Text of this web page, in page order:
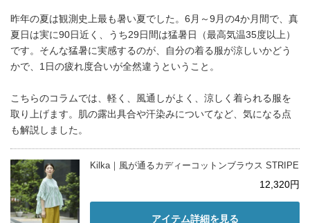
昨年の夏は観測史上最も暑い夏でした。6月～9月の4か月間で、真
夏日は実に90日近く、うち29日間は猛暑日（最高気温35度以上）
です。そんな猛暑に実感するのが、自分の着る服が涼しいかどう
かで、1日の疲れ度合いが全然違うということ。
こちらのコラムでは、軽く、風通しがよく、涼しく着られる服を
取り上げます。肌の露出具合や汗染みについてなど、気になる点
も解説しました。
Kilka｜風が通るカディーコットンブラウス STRIPE
12,320円
アイテム詳細を見る